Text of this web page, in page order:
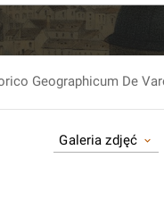
Galeria zdjęć